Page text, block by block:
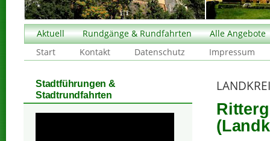
Aktuell Rundgänge & Rundfahrten
Alle Angebote
Start
Kontakt Datenschutz Impressum
Stadtführungen &
Stadtrundfahrten